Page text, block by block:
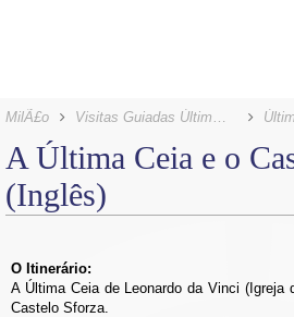
MilÃ£o Visitas Guiadas Última Ceia
A Última Ceia e o
(Inglês)
O Itinerário:
A Última Ceia de Leonardo da Vinci (Igreja
Castelo Sforza.